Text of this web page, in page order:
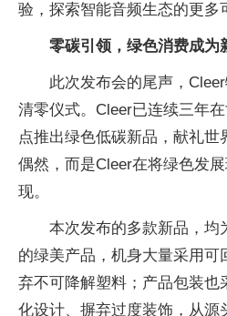
验，探索智能音频生态的更多
零碳引领，绿色消费成为
此次发布会的尾声，
清零仪式。Cleer已连续三年
点推出绿色低碳新品，献礼
偶然，而是Cleer在将绿色发
现。
本次发布的多款新品，均
的绿美产品，机身大量采用可
弃不可降解塑料；产品包装也
化设计、摒弃过度装饰，从源